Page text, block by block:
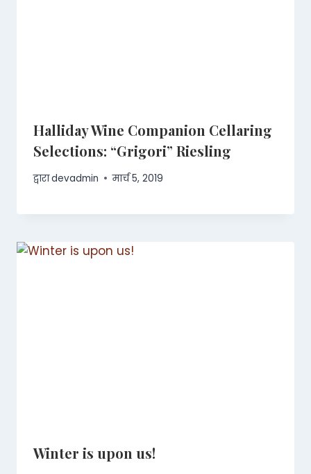
Halliday Wine Companion Cellaring
Selections: “Grigori” Riesling
द्वाराdevadmin मार्च 5, 2019
Winter is upon us!